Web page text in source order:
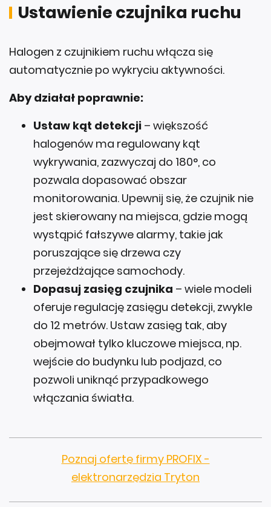
Ustawienie czujnika ruchu
Halogen z czujnikiem ruchu włącza się
automatycznie po wykryciu aktywności.
Aby działał poprawnie:
Ustaw kąt detekcji – większość
halogenów ma regulowany kąt
wykrywania, zazwyczaj do 180°, co
pozwala dopasować obszar
monitorowania. Upewnij się, że czujnik nie
jest skierowany na miejsca, gdzie mogą
wystąpić fałszywe alarmy, takie jak
poruszające się drzewa czy
przejeżdżające samochody.
Dopasuj zasięg czujnika – wiele modeli
oferuje regulację zasięgu detekcji, zwykle
do 12 metrów. Ustaw zasięg tak, aby
obejmował tylko kluczowe miejsca, np.
wejście do budynku lub podjazd, co
pozwoli uniknąć przypadkowego
włączania światła.
Poznaj ofertę firmy PROFIX -
elektronarzędzia Tryton